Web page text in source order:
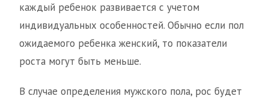
каждый ребенок развивается с учетом
индивидуальных особенностей. Обычно если пол
ожидаемого ребенка женский, то показатели
роста могут быть меньше.
В случае определения мужского пола, рос будет